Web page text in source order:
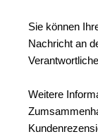
Sie können
Nachricht an
Weitere